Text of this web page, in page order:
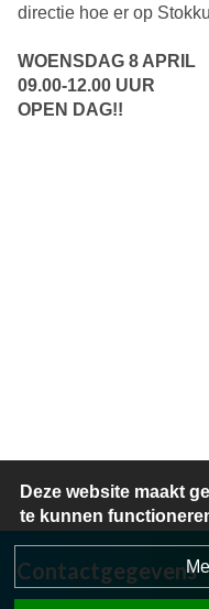
directie hoe er op
WOENSDAG 8 APRIL
09.00-12.00 UUR
OPEN DAG!!
Contactgegevens
Deze website maakt
te kunnen